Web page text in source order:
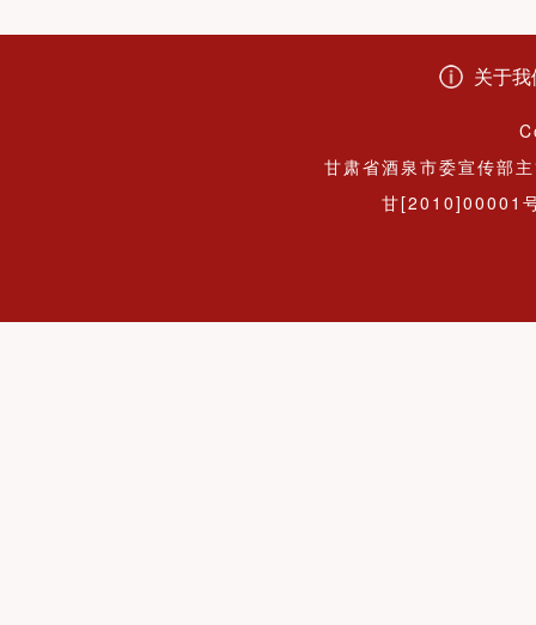
关于我
甘肃省酒泉市委宣传部
甘[2010]00001